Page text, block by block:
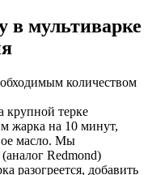
в мультиварке
количеством
крупной терке
жарка на 10 минут,
масло. Мы
Redmond)
разогреется, добавить